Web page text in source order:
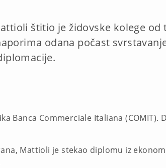
štitio je židovske kolege
odana počast
Banca Commerciale Italiana (COMIT).
Mattioli je stekao diplomu iz